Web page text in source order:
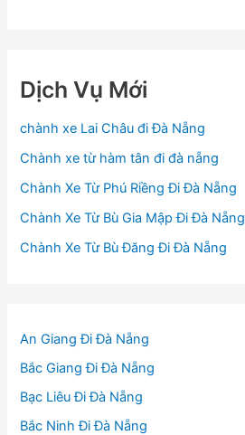
Dịch Vụ Mới
chành xe Lai Châu đi Đà Nẵng
Chành xe từ hàm tân đi đà nẵng
Chành Xe Từ Phú Riềng Đi Đà Nẵng
Chành Xe Từ Bù Gia Mập Đi Đà Nẵng
Chành Xe Từ Bù Đăng Đi Đà Nẵng
An Giang Đi Đà Nẵng
Bắc Giang Đi Đà Nẵng
Bạc Liêu Đi Đà Nẵng
Bắc Ninh Đi Đà Nẵng